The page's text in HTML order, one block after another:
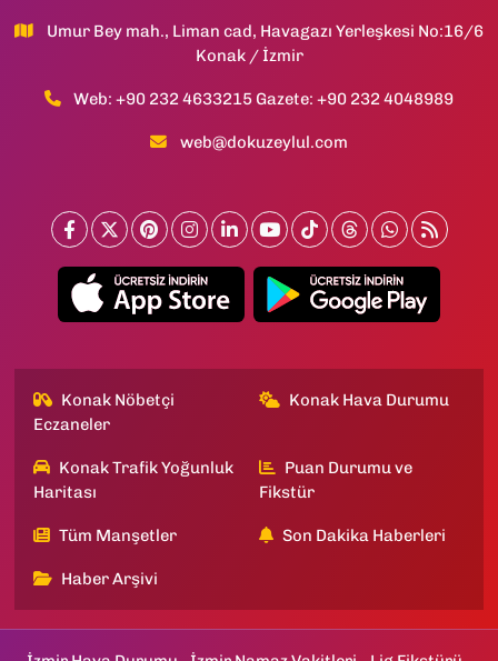
Umur Bey mah., Liman cad, Havagazı Yerleşkesi No:16/6
Konak / İzmir
Web: +90 232 4633215 Gazete: +90 232 4048989
web@dokuzeylul.com
Konak Nöbetçi
Eczaneler
Konak Hava Durumu
Konak Trafik Yoğunluk
Haritası
Puan Durumu ve
Fikstür
Tüm Manşetler Son Dakika Haberleri
Haber Arşivi